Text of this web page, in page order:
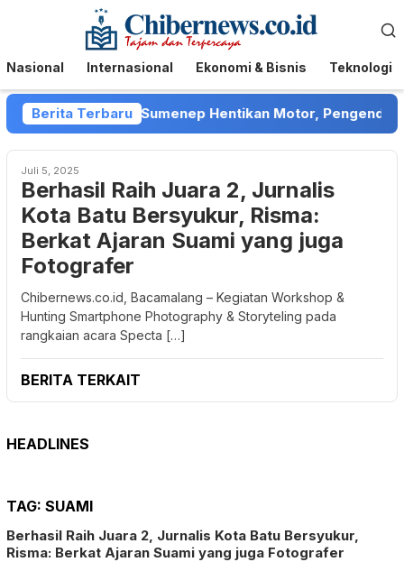
Menu
Mobile
Nasional Internasional Ekonomi & Bisnis Teknologi
Berita Terbaru
Collector di Sumenep Hentikan Motor, Pengendara
Juli 5, 2025
Berhasil Raih Juara 2, Jurnalis
Kota Batu Bersyukur, Risma:
Berkat Ajaran Suami yang juga
Fotografer
Chibernews.co.id, Bacamalang – Kegiatan Workshop &
Hunting Smartphone Photography & Storyteling pada
rangkaian acara Specta […]
BERITA TERKAIT
HEADLINES
TAG: SUAMI
Berhasil Raih Juara 2, Jurnalis Kota Batu Bersyukur,
Risma: Berkat Ajaran Suami yang juga Fotografer